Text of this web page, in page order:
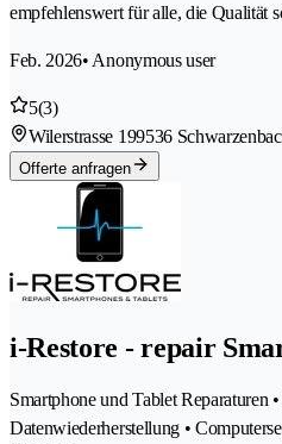
empfehlenswert für alle, die Qualität
Feb. 2026• Anonymous user
5(3)
Wilerstrasse 199536
Offerte anfragen
i-Restore - repair
Smartphone und Tablet Reparaturen
Datenwiederherstellung •